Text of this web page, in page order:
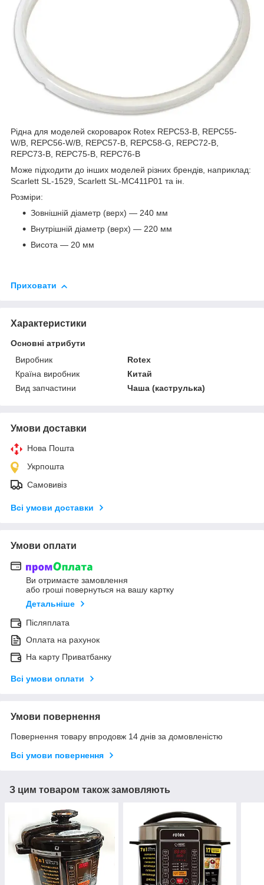
Рідна для моделей скороварок Rotex REPC53-B, REPC55-
W/B, REPC56-W/B, REPC57-B, REPC58-G, REPC72-B,
REPC73-B, REPC75-B, REPC76-B
Може підходити до інших моделей різних брендів, наприклад:
Scarlett SL-1529, Scarlett SL-MC411P01 та ін.
Розміри:
Зовнішній діаметр (верх) ― 240 мм
Внутрішній діаметр (верх) ― 220 мм
Висота ― 20 мм
Приховати
Характеристики
Основні атрибути
Виробник
Rotex
Країна виробник
Китай
Вид запчастини
Чаша (каструлька)
Умови доставки
Нова Пошта
Укрпошта
Самовивіз
Всі умови доставки
Умови оплати
Ви отримаєте замовлення
або гроші повернуться на вашу картку
Детальніше
Післяплата
Оплата на рахунок
На карту Приватбанку
Всі умови оплати
Умови повернення
Повернення товару впродовж 14 днів за домовленістю
Всі умови повернення
З цим товаром також замовляють